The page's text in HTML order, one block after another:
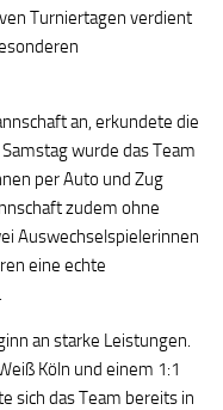
Turniertagen verdient
an, erkundete die
wurde das Team
per Auto und Zug
zudem ohne
Auswechselspielerinnen
eine echte
an starke Leistungen.
Köln und einem 1:1
sich das Team bereits in